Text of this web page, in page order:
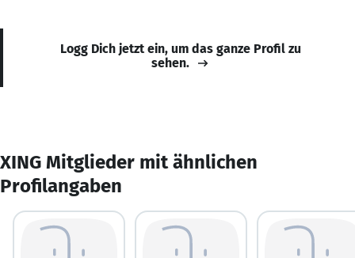
Logg Dich jetzt ein, um das ganze Profil zu
sehen.
XING Mitglieder mit ähnlichen
Profilangaben